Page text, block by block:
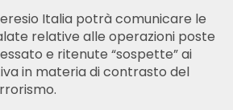
Italia potrà comunicare le
relative alle operazioni poste
e ritenute “sospette” ai
in materia di contrasto del